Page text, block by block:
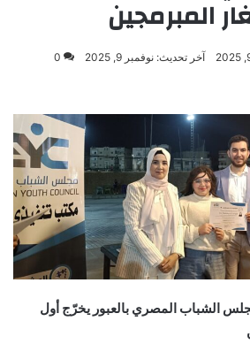
المبرمجين
آخر تحديث: نوفمبر 9, 2025 0
الشباب المصري بالعبور يخرّج أول